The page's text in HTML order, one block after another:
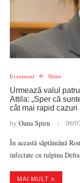
Eveniment Slider
Urmează valul
Attila: „Sper că
cât mai rapid cazuri
by Oana Spiru 09/
În această săptămână
infectate cu tulpina
MAI MULT